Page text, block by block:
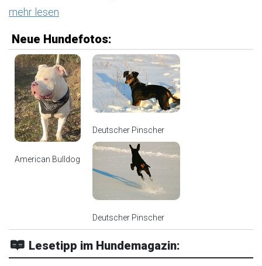
mehr lesen
Neue Hundefotos:
American Bulldog
Deutscher Pinscher
Deutscher Pinscher
Lesetipp im Hundemagazin: